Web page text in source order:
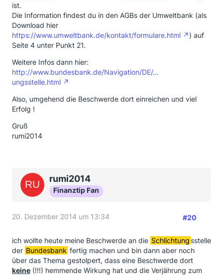
ist.
Die Information findest du in den AGBs der Umweltbank (als
Download hier
https://www.umweltbank.de/kontakt/formulare.html
) auf
Seite 4 unter Punkt 21.
Weitere Infos dann hier:
http://www.bundesbank.de/Navigation/DE/…
ungsstelle.html
Also, umgehend die Beschwerde dort einreichen und viel
Erfolg !
Gruß
rumi2014
rumi2014
Finanztip Fan
20. Dezember 2014 um 13:34 #20
ich wollte heute meine Beschwerde an die Schlichtung sstelle
der Bundesbank fertig machen und bin dann aber noch
über das Thema gestolpert, dass eine Beschwerde dort
keine (!!!) hemmende Wirkung hat und die Verjährung zum